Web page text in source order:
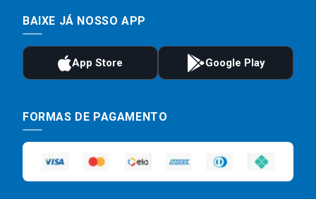
BAIXE JÁ NOSSO APP
FORMAS DE PAGAMENTO